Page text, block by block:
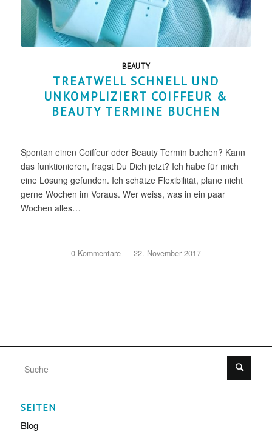
BEAUTY
TREATWELL SCHNELL UND
UNKOMPLIZIERT COIFFEUR &
BEAUTY TERMINE BUCHEN
Spontan einen Coiffeur oder Beauty Termin buchen? Kann
das funktionieren, fragst Du Dich jetzt? Ich habe für mich
eine Lösung gefunden. Ich schätze Flexibilität, plane nicht
gerne Wochen im Voraus. Wer weiss, was in ein paar
Wochen alles…
0 Kommentare
/ 22. November 2017
SEITEN
Blog